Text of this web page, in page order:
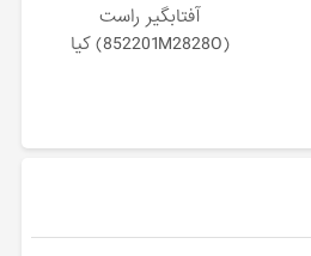
آفتابگير راست
(852201M2828O) کیا